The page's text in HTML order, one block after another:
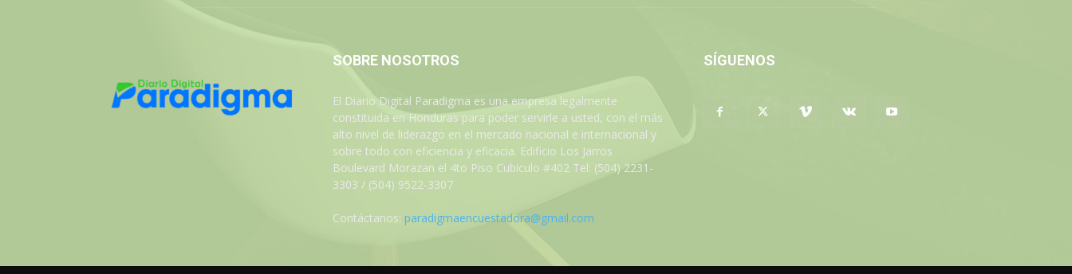
SOBRE NOSOTROS
El Diario Digital Paradigma es una empresa legalmente
constituida en Honduras para poder servirle a usted, con el más
alto nivel de liderazgo en el mercado nacional e internacional y
sobre todo con eficiencia y eficacia. Edificio Los Jarros
Boulevard Morazan el 4to Piso Cubiculo #402 Tel: (504) 2231-
3303 / (504) 9522-3307
Contáctanos: paradigmaencuestadora@gmail.com
SÍGUENOS